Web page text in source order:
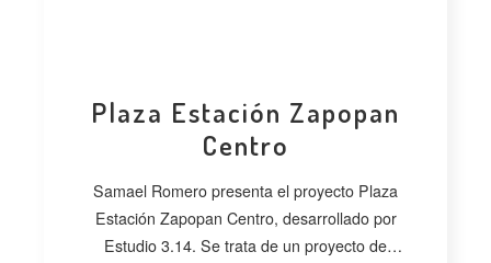
Plaza Estación Zapopan
Centro
Samael Romero presenta el proyecto Plaza
Estación Zapopan Centro, desarrollado por
Estudio 3.14. Se trata de un proyecto de